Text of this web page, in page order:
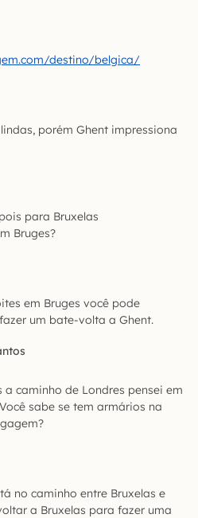
destino/belgica/
porém Ghent impressiona
para Bruxelas
Bruges?
em Bruges você pode
um bate-volta a Ghent.
a caminho de Londres pensei em
sabe se tem armários na
no caminho entre Bruxelas e
a Bruxelas para fazer uma